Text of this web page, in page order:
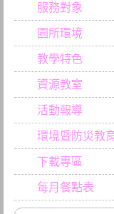
服務對象
園所環境
教學特色
資源教室
活動報導
環境暨防災教
下載專區
每月餐點表